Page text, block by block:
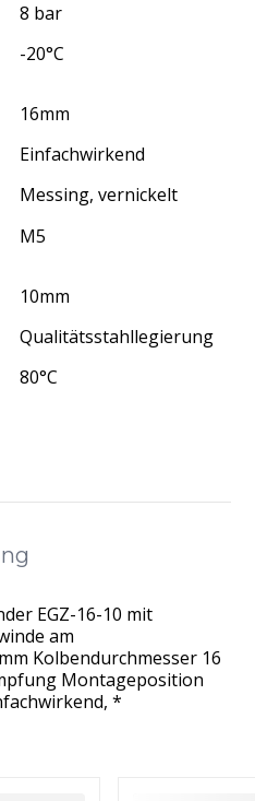
8 bar
-20°C
16mm
Einfachwirkend
Messing, vernickelt
M5
10mm
Qualitätsstahllegierung
80°C
EGZ-16-10 mit
am
Kolbendurchmesser 16
Montageposition
*